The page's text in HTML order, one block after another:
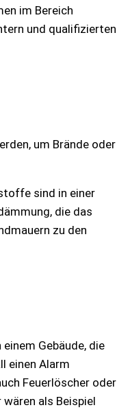
im Bereich
und qualifizierten
um Brände oder
sind in einer
die das
zu den
Gebäude, die
einen Alarm
Feuerlöscher oder
als Beispiel